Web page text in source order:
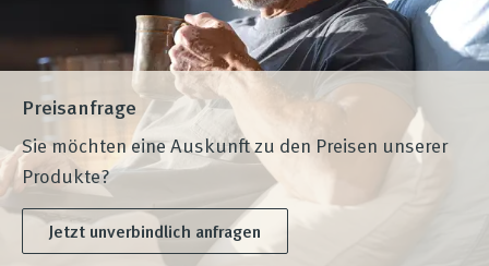
Preisanfrage
Sie möchten eine Auskunft zu den Preisen unserer
Produkte?
Jetzt unverbindlich anfragen